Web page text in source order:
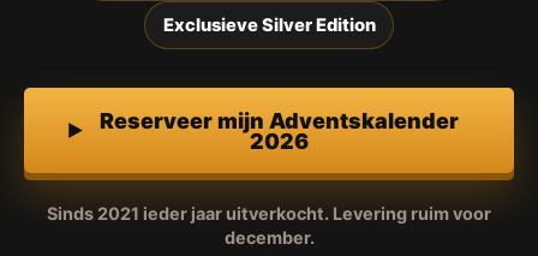
Exclusieve Silver Edition
Reserveer mijn Adventskalender
2026
Sinds 2021 ieder jaar uitverkocht. Levering ruim voor
december.